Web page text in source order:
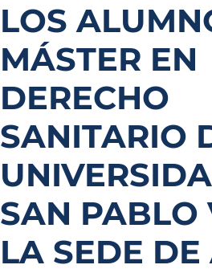
LOS
MÁSTER EN
DERECHO
SANITARIO
SAN PABLO
LA SEDE